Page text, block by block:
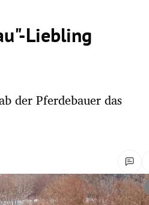
Liebling
der Pferdebauer das